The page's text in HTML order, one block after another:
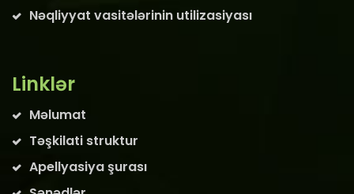
Nəqliyyat vasitələrinin utilizasiyası
Linklər
Məlumat
Təşkilati struktur
Apellyasiya şurası